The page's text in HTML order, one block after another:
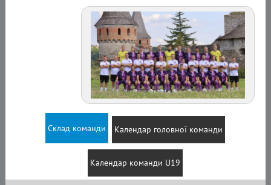
Склад команди Календар головної команди
Календар команди U19